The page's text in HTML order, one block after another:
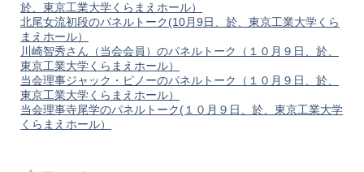
於、東京工業大学くらまえホール）
北尾女流初段のパネルトーク(10月9日、於、東京工業大学くら
まえホール）
川崎智秀さん（当会会員）のパネルトーク（１０月９日、於、
東京工業大学くらまえホール）
当会理事ジャック・ピノーのパネルトーク（１０月９日、於、
東京工業大学くらまえホール）
当会理事寺尾学のパネルトーク(１０月９日、於、東京工業大学
くらまえホール）